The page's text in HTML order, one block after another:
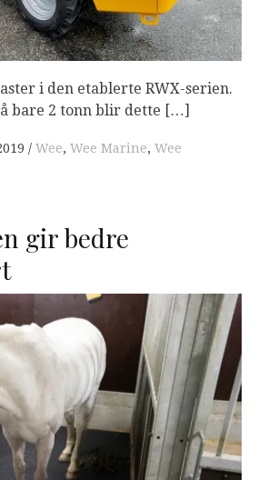
i den etablerte RWX-serien.
bare 2 tonn blir dette […]
Wee, Wee Marine, Wee
gir bedre